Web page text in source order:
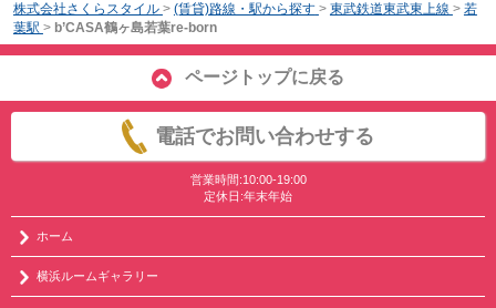
株式会社さくらスタイル > (賃貸)路線・駅から探す > 東武鉄道東武東上線 > 若
葉駅 > b’CASA鶴ヶ島若葉re-born
ページトップに戻る
電話でお問い合わせする
営業時間:10:00-19:00
定休日:年末年始
ホーム
横浜ルームギャラリー